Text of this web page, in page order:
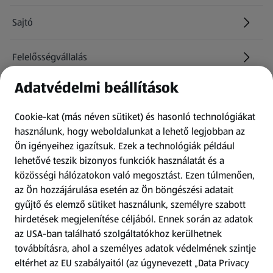
Sajtó
Felelősségvállalás
Információk
Kérdőív
Fizetési lehetőségek
ALDI utalványok
Árcsökkentés
Adattörlő alkalmazás
Adatvédelmi beállítások
Cookie-kat (más néven sütiket) és hasonló technológiákat
használunk, hogy weboldalunkat a lehető legjobban az
Ön igényeihez igazítsuk. Ezek a technológiák például
lehetővé teszik bizonyos funkciók használatát és a
közösségi hálózatokon való megosztást. Ezen túlmenően,
az Ön hozzájárulása esetén az Ön böngészési adatait
gyűjtő és elemző sütiket használunk, személyre szabott
hirdetések megjelenítése céljából. Ennek során az adatok
az USA-ban található szolgáltatókhoz kerülhetnek
továbbításra, ahol a személyes adatok védelmének szintje
eltérhet az EU szabályaitól (az úgynevezett „Data Privacy